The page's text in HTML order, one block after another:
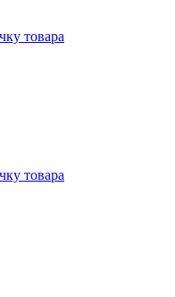
товара
товара